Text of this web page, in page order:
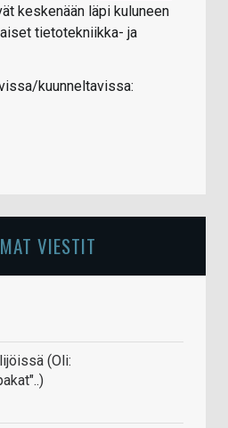
keskenään läpi kuluneen
tietotekniikka- ja
kuunneltavissa:
VIESTIT
(Oli: